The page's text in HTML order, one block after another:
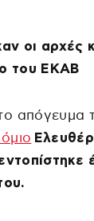
οι αρχές
του ΕΚΑΒ
απόγευμα